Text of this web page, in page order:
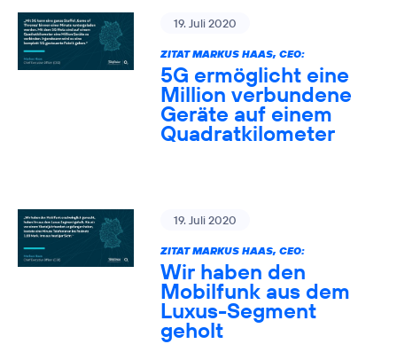
19. Juli 2020
ZITAT MARKUS HAAS, CEO:
5G ermöglicht eine
Million verbundene
Geräte auf einem
Quadratkilometer
19. Juli 2020
ZITAT MARKUS HAAS, CEO:
Wir haben den
Mobilfunk aus dem
Luxus-Segment
geholt